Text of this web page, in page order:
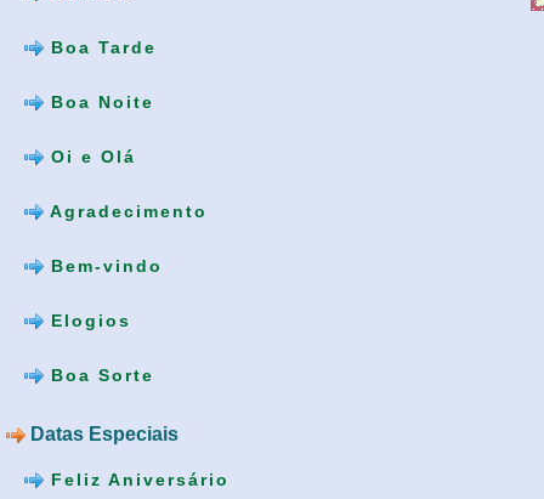
Boa Tarde
Boa Noite
Oi e Olá
Agradecimento
Bem-vindo
Elogios
Boa Sorte
Datas Especiais
Feliz Aniversário